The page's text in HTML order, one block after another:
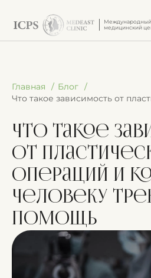
Международный
медицинский
Главная
Блог
Что такое зависимость от
Что такое
от
операций и
человеку
помощь